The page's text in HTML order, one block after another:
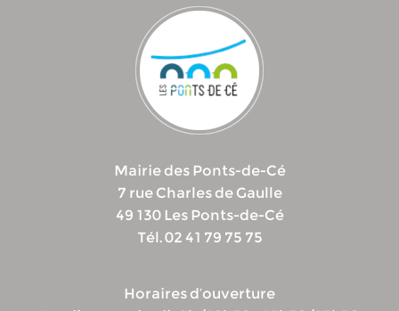
Mairie des Ponts-de-Cé
7 rue Charles de Gaulle
49 130 Les Ponts-de-Cé
Tél. 02 41 79 75 75
Horaires d’ouverture